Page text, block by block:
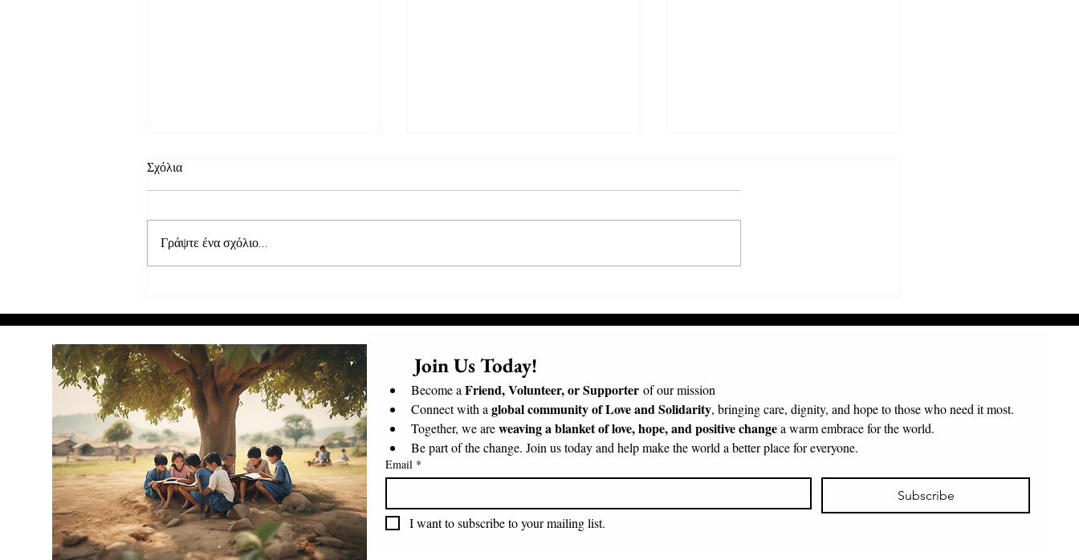
Μαδαγασκάρης
Σχόλια
Γράψτε ένα σχόλιο...
      Join Us Today!​
Become a Friend, Volunteer, or Supporter of our mission
Connect with a global community of Love and Solidarity, bringing care, dignity, and hope to those who need it most.
Together, we are weaving a blanket of love, hope, and positive change a warm embrace for the world.
Be part of the change. Join us today and help make the world a better place for everyone.
Email *
Subscribe
I want to subscribe to your mailing list.